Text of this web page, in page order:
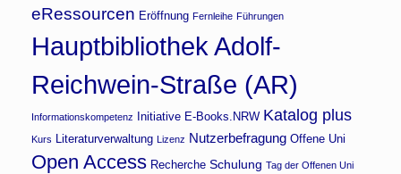
eRessourcen Eröffnung Fernleihe Führungen
Hauptbibliothek Adolf-
Reichwein-Straße (AR)
Informationskompetenz Initiative E-Books.NRW Katalog plus
Kurs Literaturverwaltung Lizenz Nutzerbefragung Offene Uni
Open Access Recherche Schulung Tag der Offenen Uni